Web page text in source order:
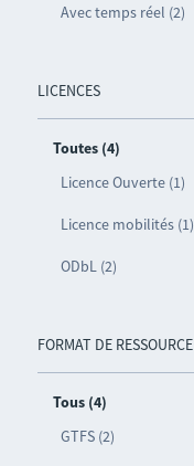
Avec temps réel (2)
LICENCES
Toutes (4)
Licence Ouverte (1)
Licence mobilités (1)
ODbL (2)
FORMAT DE RESSOURCE
Tous (4)
GTFS (2)